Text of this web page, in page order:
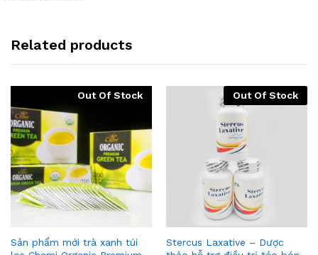
Related products
Out Of Stock
Sản phẩm mới trà xanh túi
Out Of Stock
Stercus Laxative – Dược